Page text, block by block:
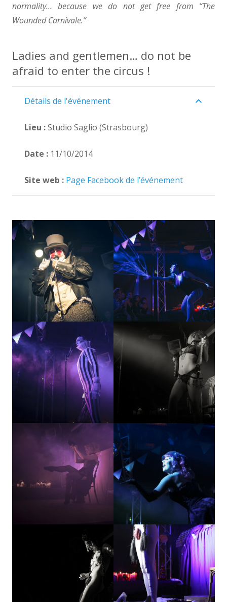
normality… because we do not get free from “The
Wounded Carnivale.”
Ladies and gentlemen… do not be
afraid to enter the circus !
Détails de l'événement
Lieu :Studio Saglio (Strasbourg)
Date : 11/10/2014
Site web : Page Facebook de l’événement